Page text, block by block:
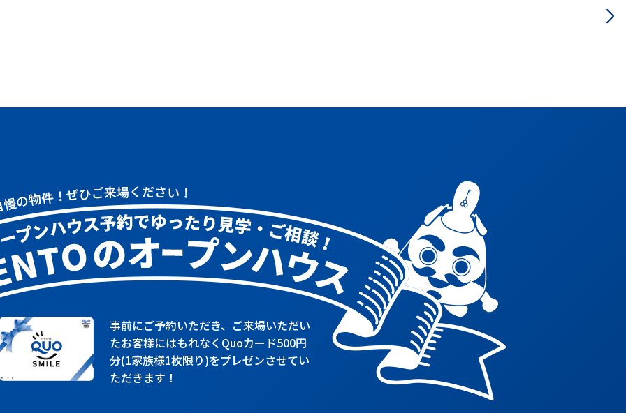
事前にご予約いただき、ご来場いただい
たお客様にはもれなくQuoカード500円
分(1家族様1枚限り)をプレゼンさせてい
ただきます！